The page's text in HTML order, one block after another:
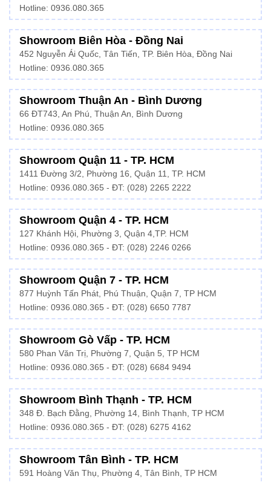
Hotline: 0936.080.365
Showroom Biên Hòa - Đồng Nai
452 Nguyễn Ái Quốc, Tân Tiến, TP. Biên Hòa, Đồng Nai
Hotline: 0936.080.365
Showroom Thuận An - Bình Dương
66 ĐT743, An Phú, Thuận An, Bình Dương
Hotline: 0936.080.365
Showroom Quận 11 - TP. HCM
1411 Đường 3/2, Phường 16, Quận 11, TP. HCM
Hotline: 0936.080.365 - ĐT: (028) 2265 2222
Showroom Quận 4 - TP. HCM
127 Khánh Hội, Phường 3, Quận 4,TP. HCM
Hotline: 0936.080.365 - ĐT: (028) 2246 0266
Showroom Quận 7 - TP. HCM
877 Huỳnh Tấn Phát, Phú Thuận, Quận 7, TP HCM
Hotline: 0936.080.365 - ĐT: (028) 6650 7787
Showroom Gò Vấp - TP. HCM
580 Phan Văn Trị, Phường 7, Quận 5, TP HCM
Hotline: 0936.080.365 - ĐT: (028) 6684 9494
Showroom Bình Thạnh - TP. HCM
348 Đ. Bạch Đằng, Phường 14, Bình Thạnh, TP HCM
Hotline: 0936.080.365 - ĐT: (028) 6275 4162
Showroom Tân Bình - TP. HCM
591 Hoàng Văn Thụ, Phường 4, Tân Bình, TP HCM